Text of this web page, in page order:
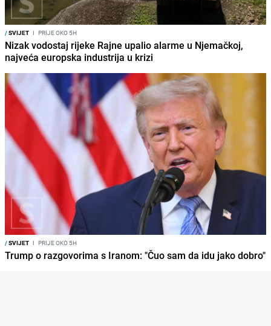
/SVIJET I PRIJE OKO 5H
Nizak vodostaj rijeke Rajne upalio alarme u Njemačkoj,
najveća europska industrija u krizi
/SVIJET I PRIJE OKO 5H
Trump o razgovorima s Iranom: "Čuo sam da idu jako dobro"